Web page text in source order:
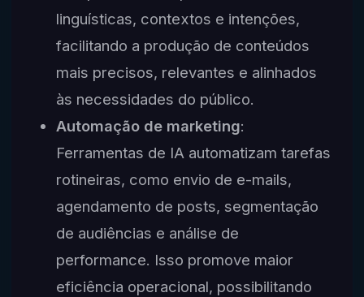
linguísticas, contextos e intenções,
facilitando a produção de conteúdos
mais precisos, relevantes e alinhados
às necessidades do público.
Automação de marketing:
Ferramentas de IA automatizam tarefas
rotineiras, como envio de e-mails,
agendamento de posts, segmentação
de audiências e análise de
performance. Isso promove maior
eficiência operacional, possibilitando